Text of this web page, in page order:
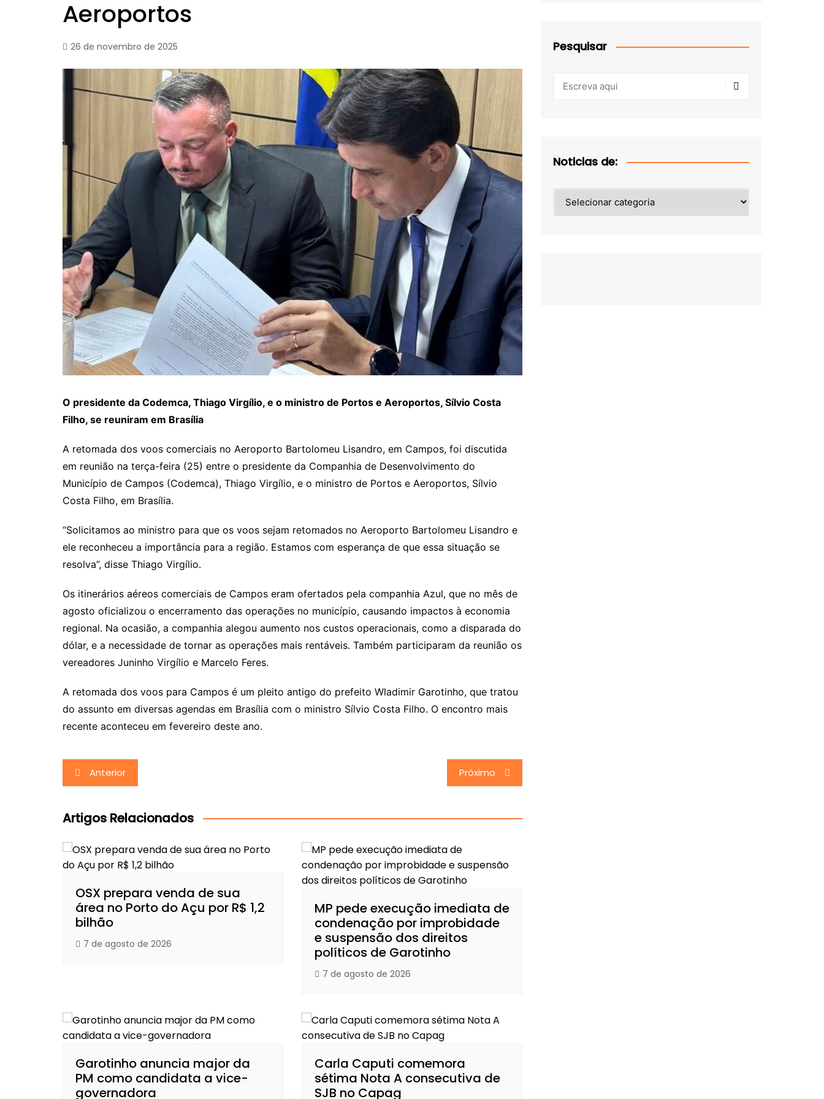
Aeroportos
26 de novembro de 2025
O presidente da Codemca, Thiago Virgílio, e o ministro de Portos e Aeroportos, Sílvio Costa
Filho, se reuniram em Brasília
A retomada dos voos comerciais no Aeroporto Bartolomeu Lisandro, em Campos, foi discutida
em reunião na terça-feira (25) entre o presidente da Companhia de Desenvolvimento do
Município de Campos (Codemca), Thiago Virgílio, e o ministro de Portos e Aeroportos, Sílvio
Costa Filho, em Brasília.
“Solicitamos ao ministro para que os voos sejam retomados no Aeroporto Bartolomeu Lisandro e
ele reconheceu a importância para a região. Estamos com esperança de que essa situação se
resolva”, disse Thiago Virgílio.
Os itinerários aéreos comerciais de Campos eram ofertados pela companhia Azul, que no mês de
agosto oficializou o encerramento das operações no município, causando impactos à economia
regional. Na ocasião, a companhia alegou aumento nos custos operacionais, como a disparada do
dólar, e a necessidade de tornar as operações mais rentáveis. Também participaram da reunião os
vereadores Juninho Virgílio e Marcelo Feres.
A retomada dos voos para Campos é um pleito antigo do prefeito Wladimir Garotinho, que tratou
do assunto em diversas agendas em Brasília com o ministro Sílvio Costa Filho. O encontro mais
recente aconteceu em fevereiro deste ano.
Navegação
de
Post
Anterior Próximo
Artigos Relacionados
OSX prepara venda de sua
área no Porto do Açu por R$ 1,2
bilhão
7 de agosto de 2026
MP pede execução imediata de
condenação por improbidade
e suspensão dos direitos
políticos de Garotinho
7 de agosto de 2026
Garotinho anuncia major da
PM como candidata a vice-
governadora
Carla Caputi comemora
sétima Nota A consecutiva de
SJB no Capag
Pesquisar
Noticias de:
de: